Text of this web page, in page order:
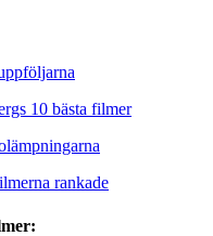
10 bästa filmer
rankade